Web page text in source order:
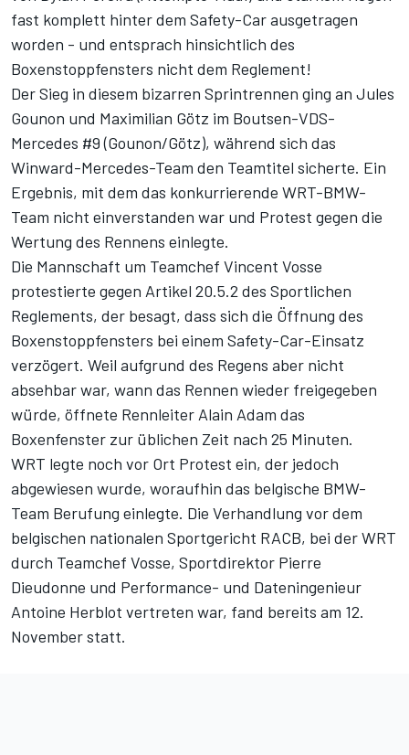
fast komplett hinter dem Safety-Car ausgetragen
worden - und entsprach hinsichtlich des
Boxenstoppfensters nicht dem Reglement!
DerSieg in diesem bizarren Sprintrennen ging an Jules
Gounon und Maximilian Götz im Boutsen-VDS-
Mercedes #9 (Gounon/Götz), während sich das
Winward-Mercedes-Team den Teamtitel sicherte. Ein
Ergebnis, mit dem das konkurrierende WRT-BMW-
Team nicht einverstanden war und Protest gegen die
Wertung des Rennens einlegte.
Die Mannschaft um Teamchef Vincent Vosse
protestierte gegen Artikel 20.5.2 des Sportlichen
Reglements, der besagt, dass sich die Öffnung des
Boxenstoppfensters bei einem Safety-Car-Einsatz
verzögert. Weil aufgrund des Regens aber nicht
absehbar war, wann das Rennen wieder freigegeben
würde, öffnete Rennleiter Alain Adam das
Boxenfenster zur üblichen Zeit nach 25 Minuten.
WRT legte noch vor Ort Protest ein, der jedoch
abgewiesen wurde, woraufhin das belgische BMW-
Team Berufung einlegte. Die Verhandlung vor dem
belgischen nationalen Sportgericht RACB, bei der WRT
durch Teamchef Vosse, Sportdirektor Pierre
Dieudonne und Performance- und Dateningenieur
Antoine Herblot vertreten war, fand bereits am 12.
November statt.